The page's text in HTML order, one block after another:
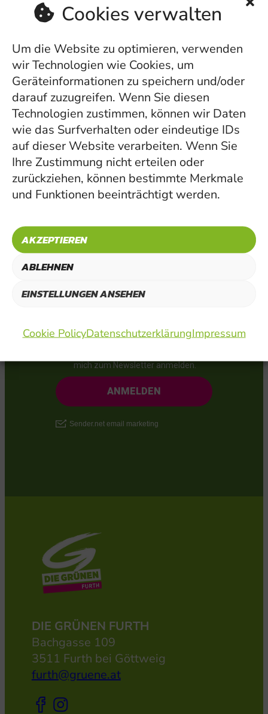
Cookies verwalten
Um die Website zu optimieren, verwenden
wir Technologien wie Cookies, um
Geräteinformationen zu speichern und/oder
darauf zuzugreifen. Wenn Sie diesen
Technologien zustimmen, können wir Daten
wie das Surfverhalten oder eindeutige IDs
auf dieser Website verarbeiten. Wenn Sie
Ihre Zustimmung nicht erteilen oder
zurückziehen, können bestimmte Merkmale
und Funktionen beeinträchtigt werden.
AKZEPTIEREN
ABLEHNEN
EINSTELLUNGEN ANSEHEN
Cookie PolicyDatenschutzerklärungImpressum
Du willst immer über Grüne
Inhalte, Aktivitäten und
Veranstaltungen auf dem
Laufenden sein? Wir
informieren dich gerne
regelmäßig per E-Mail –
einfach deine Mailadresse in
das Formularfeld eintragen
und abschicken.
DIE GRÜNEN FURTH
Bachgasse 109
3511 Furth bei Göttweig
furth@gruene.at